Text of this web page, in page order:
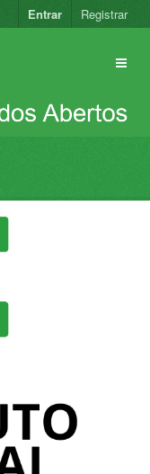
Entrar Registrar